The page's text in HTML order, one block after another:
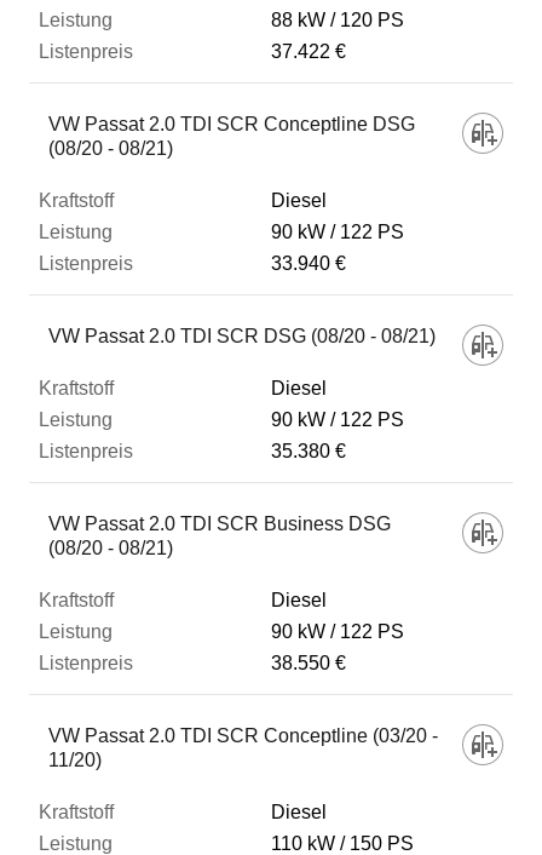
88 kW
120 PS
37.422 €
VW Passat 2.0 TDI SCR Conceptline DSG
(08/20 - 08/21)
Diesel
90 kW
122 PS
33.940 €
VW Passat 2.0 TDI SCR DSG (08/20 - 08/21)
Diesel
90 kW
122 PS
35.380 €
VW Passat 2.0 TDI SCR Business DSG
(08/20 - 08/21)
Diesel
90 kW
122 PS
38.550 €
VW Passat 2.0 TDI SCR Conceptline (03/20 -
11/20)
Diesel
110 kW
150 PS